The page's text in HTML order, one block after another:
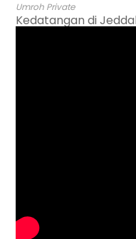
Umroh Private
Kedatangan di